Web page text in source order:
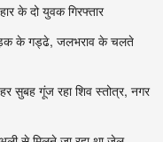
के दो युवक गिरफ्तार
के गड्ढे, जलभराव के चलते
सुबह गूंज रहा शिव स्तोत्र, नगर